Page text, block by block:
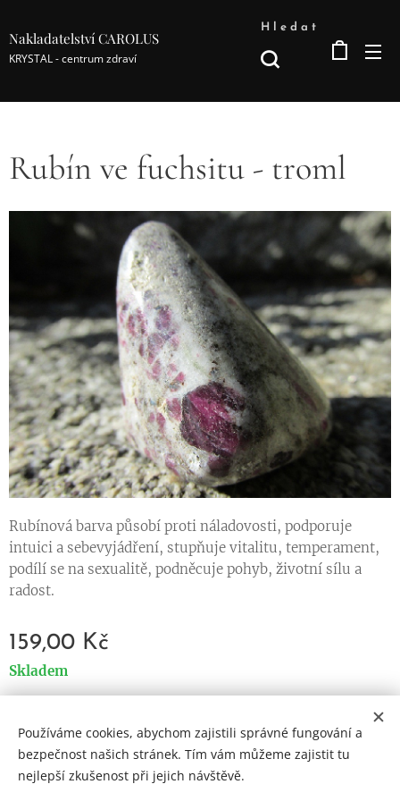
Nakladatelství CAROLUS
KRYSTAL - centrum zdraví
Hledat
Rubín ve fuchsitu - troml
Rubínová barva působí proti náladovosti, podporuje
intuici a sebevyjádření, stupňuje vitalitu, temperament,
podílí se na sexualitě, podněcuje pohyb, životní sílu a
radost.
159,00 Kč
Skladem
Cookies
Jazyky
Používáme cookies, abychom zajistili správné fungování a
bezpečnost našich stránek. Tím vám můžeme zajistit tu
nejlepší zkušenost při jejich návštěvě.